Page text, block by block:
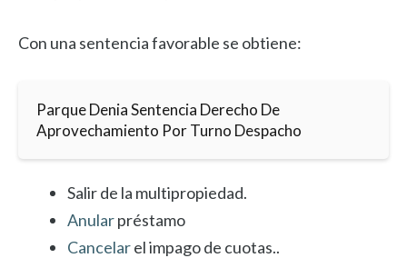
Con una sentencia favorable se obtiene:
Parque Denia Sentencia Derecho De
Aprovechamiento Por Turno Despacho
Salir de la multipropiedad.
Anularpréstamo
Cancelarel impago de cuotas..